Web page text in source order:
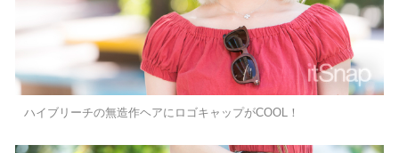
ハイブリーチの無造作ヘアにロゴキャップがCOOL！